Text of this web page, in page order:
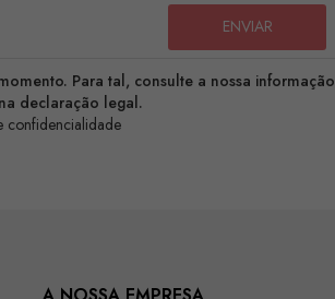
Para tal, consulte a nossa informação
declaração legal.
confidencialidade